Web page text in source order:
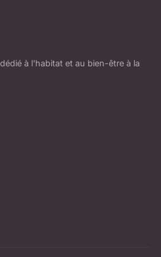
à l'habitat et au bien-être à la